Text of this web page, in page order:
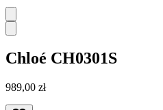
Chloé CH0301S
989,00 zł